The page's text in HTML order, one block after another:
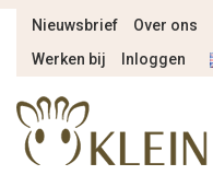
Nieuwsbrief Over ons
Werken bij
Inloggen